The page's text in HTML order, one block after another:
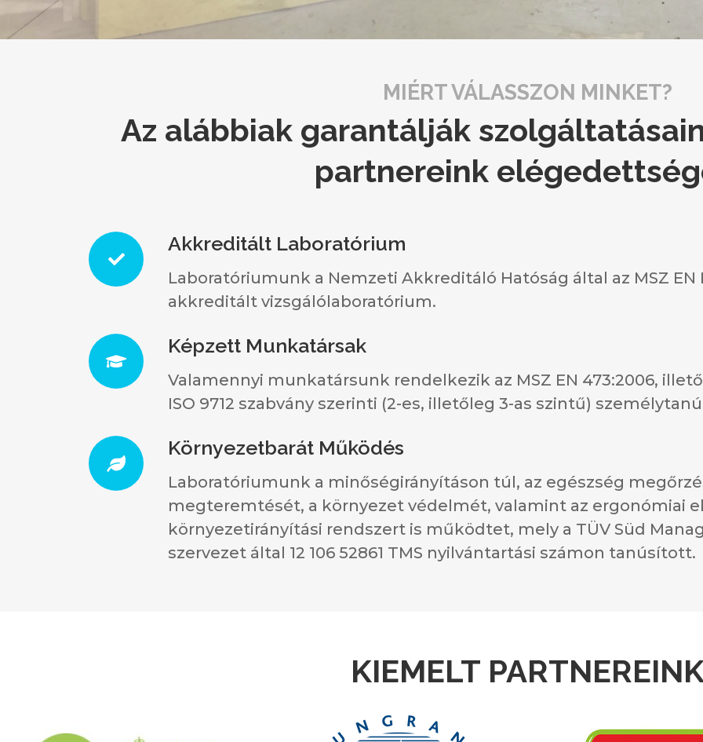
MIÉRT VÁLASSZON MINKET?
Az alábbiak garantálják
partnereink
Akkreditált Laboratórium
Laboratóriumunk a Nemzeti Akkreditáló Hatóság által az MSZ EN
akkreditált vizsgálólaboratórium.
Képzett Munkatársak
Valamennyi munkatársunk rendelkezik az MSZ EN 473:2006,
ISO 9712 szabvány szerinti (2-es, illetőleg 3-as szintű)
Környezetbarát Működés
Laboratóriumunk a minőségirányításon túl, az egészség
megteremtését, a környezet védelmét, valamint az ergonómiai
környezetirányítási rendszert is működtet, mely a TÜV Süd
szervezet által 12 106 52861 TMS nyilvántartási számon tanúsított.
KIEMELT